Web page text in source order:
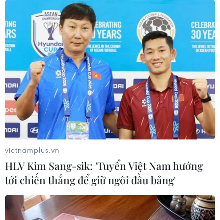
vietnamplus.vn
HLV Kim Sang-sik: 'Tuyển Việt Nam hướng
tới chiến thắng để giữ ngôi đầu bảng'